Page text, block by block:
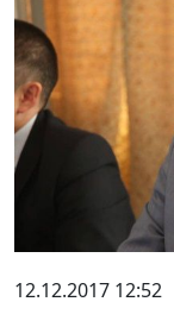
12.12.2017 12:52